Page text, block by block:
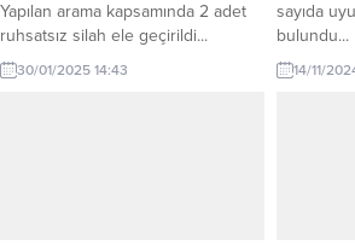
Yapılan arama kapsamında 2 adet
ruhsatsız silah ele geçirildi...
30/01/2025 14:43
sayıda
bulundu...
14/11/